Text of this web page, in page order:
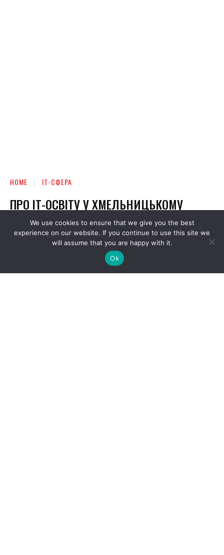
We use cookies to ensure that we give you the best
experience on our website. If you continue to use this site we
will assume that you are happy with it.
Ok